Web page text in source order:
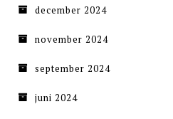
december 2024
november 2024
september 2024
juni 2024